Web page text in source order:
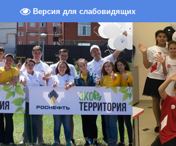
Версия для слабовидящих